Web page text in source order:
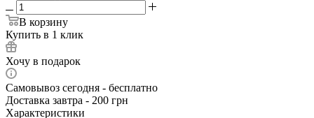
В корзину
Купить в 1 клик
Хочу в подарок
Самовывоз сегодня - бесплатно
Доставка завтра - 200 грн
Характеристики